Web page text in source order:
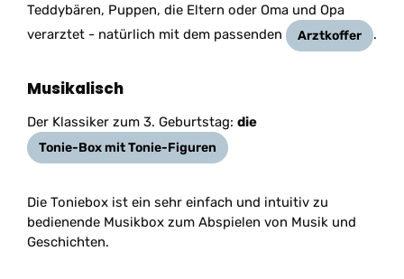
Teddybären, Puppen, die Eltern oder Oma und Opa
verarztet - natürlich mit dem passenden
Arztkoffer .
Musikalisch
Der Klassiker zum 3. Geburtstag: die
Tonie-Box mit Tonie-Figuren
Die Toniebox ist ein sehr einfach und intuitiv zu
bedienende Musikbox zum Abspielen von Musik und
Geschichten.